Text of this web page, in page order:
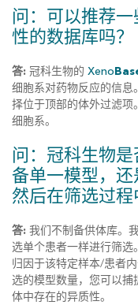
问：可以推荐
性的数据库吗？
答: 冠科生物的 Xeno
细胞系对药物反应的信
择位于顶部的体外过滤
细胞系。
问：冠科生物
备单一模型，还
然后在筛选过程
答: 我们不制备供体库。
选单个患者一样进行筛
归因于该特定样本/患者
选的模型数量，您可以
体中存在的异质性。